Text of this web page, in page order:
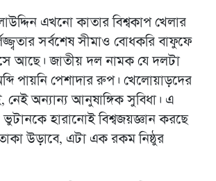
এখনো কাতার বিশ্বকাপ খেলার
সর্বশেষ সীমাও বোধকরি বাফুফে
আছে। জাতীয় দল নামক যে দলটা
পায়নি পেশাদার রুপ। খেলোয়াড়দের
নেই অন্যান্য আনুষাঙ্গিক সুবিধা। এ
হারানোই বিশ্বজয়জ্ঞান করছে
উড়াবে, এটা এক রকম নিষ্ঠুর